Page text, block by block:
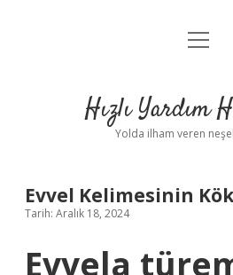
Anasayfa
Yasal Uyarı
menüyü
Hızlı Yardım
Yolda ilham veren
Evvel Kelimesinin
Tarih: Aralık 18, 2024
Evvela